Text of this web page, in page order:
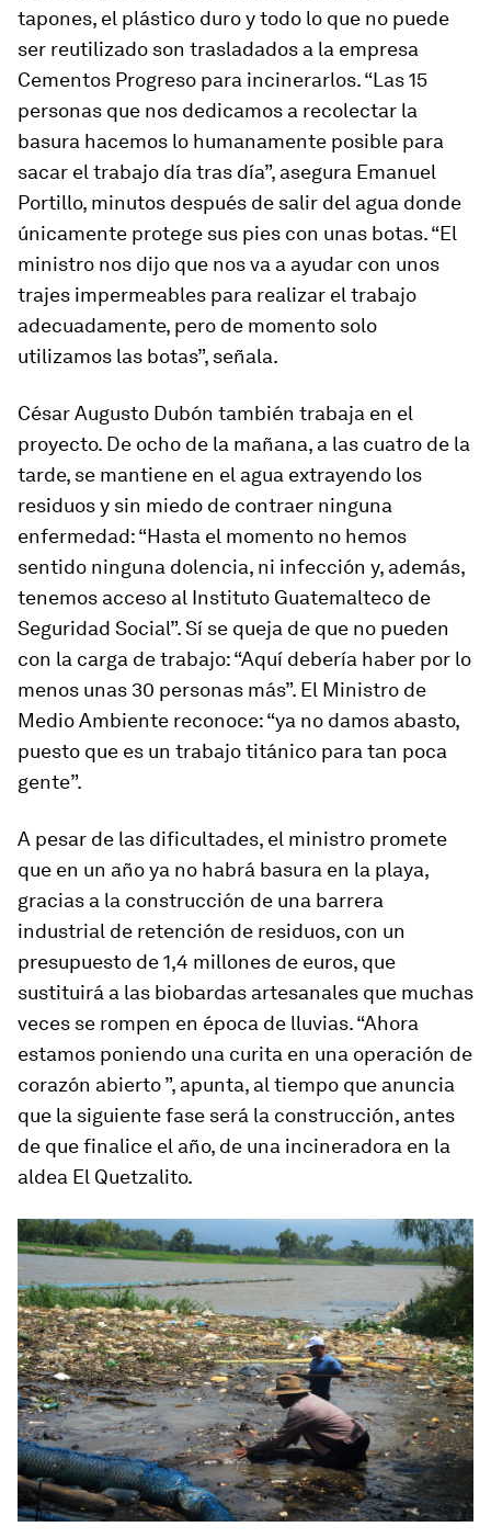
tapones, el plástico duro y todo lo que no puede
ser reutilizado son trasladados a la empresa
Cementos Progreso para incinerarlos. “Las 15
personas que nos dedicamos a recolectar la
basura hacemos lo humanamente posible para
sacar el trabajo día tras día”, asegura Emanuel
Portillo, minutos después de salir del agua donde
únicamente protege sus pies con unas botas. “El
ministro nos dijo que nos va a ayudar con unos
trajes impermeables para realizar el trabajo
adecuadamente, pero de momento solo
utilizamos las botas”, señala.
César Augusto Dubón también trabaja en el
proyecto. De ocho de la mañana, a las cuatro de la
tarde, se mantiene en el agua extrayendo los
residuos y sin miedo de contraer ninguna
enfermedad: “Hasta el momento no hemos
sentido ninguna dolencia, ni infección y, además,
tenemos acceso al Instituto Guatemalteco de
Seguridad Social”. Sí se queja de que no pueden
con la carga de trabajo: “Aquí debería haber por lo
menos unas 30 personas más”. El Ministro de
Medio Ambiente reconoce: “ya no damos abasto,
puesto que es un trabajo titánico para tan poca
gente”.
A pesar de las dificultades, el ministro promete
que en un año ya no habrá basura en la playa,
gracias a la construcción de una barrera
industrial de retención de residuos, con un
presupuesto de 1,4 millones de euros, que
sustituirá a las biobardas artesanales que muchas
veces se rompen en época de lluvias. “Ahora
estamos poniendo una curita en una operación de
corazón abierto ”, apunta, al tiempo que anuncia
que la siguiente fase será la construcción, antes
de que finalice el año, de una incineradora en la
aldea El Quetzalito.